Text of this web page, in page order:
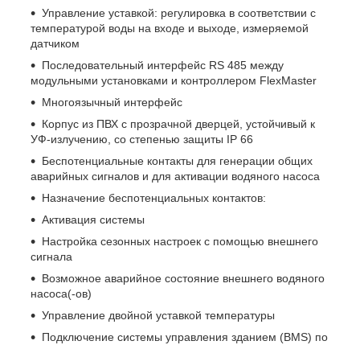
Управление уставкой: регулировка в соответствии с
температурой воды на входе и выходе, измеряемой
датчиком
Последовательный интерфейс RS 485 между
модульными установками и контроллером FlexMaster
Многоязычный интерфейс
Корпус из ПВХ с прозрачной дверцей, устойчивый к
УФ-излучению, со степенью защиты IP 66
Беспотенциальные контакты для генерации общих
аварийных сигналов и для активации водяного насоса
Назначение беспотенциальных контактов:
Активация системы
Настройка сезонных настроек с помощью внешнего
сигнала
Возможное аварийное состояние внешнего водяного
насоса(-ов)
Управление двойной уставкой температуры
Подключение системы управления зданием (BMS) по